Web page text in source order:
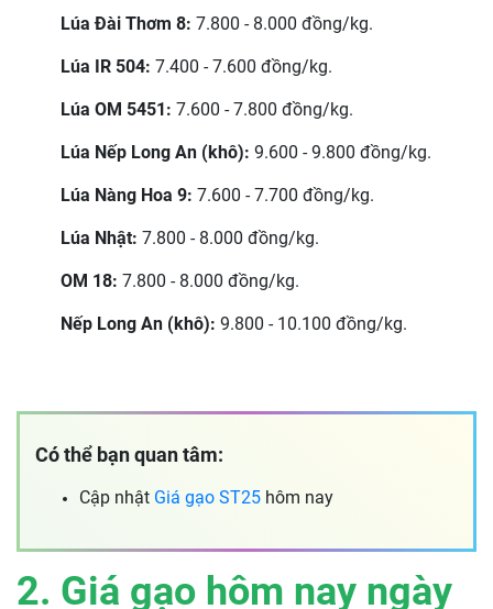
Lúa Đài Thơm 8: 7.800 - 8.000 đồng/kg.
Lúa IR 504: 7.400 - 7.600 đồng/kg.
Lúa OM 5451: 7.600 - 7.800 đồng/kg.
Lúa Nếp Long An (khô): 9.600 - 9.800 đồng/kg.
Lúa Nàng Hoa 9: 7.600 - 7.700 đồng/kg.
Lúa Nhật: 7.800 - 8.000 đồng/kg.
OM 18: 7.800 - 8.000 đồng/kg.
Nếp Long An (khô): 9.800 - 10.100 đồng/kg.
Có thể bạn quan tâm:
Cập nhật Giá gạo ST25 hôm nay
2. Giá gạo hôm nay ngày